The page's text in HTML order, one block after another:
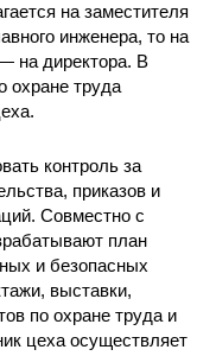
на заместителя
инженера, то на
на директора. В
охране труда
контроль за
приказов и
Совместно с
план
и безопасных
выставки,
по охране труда и
цеха осуществляет